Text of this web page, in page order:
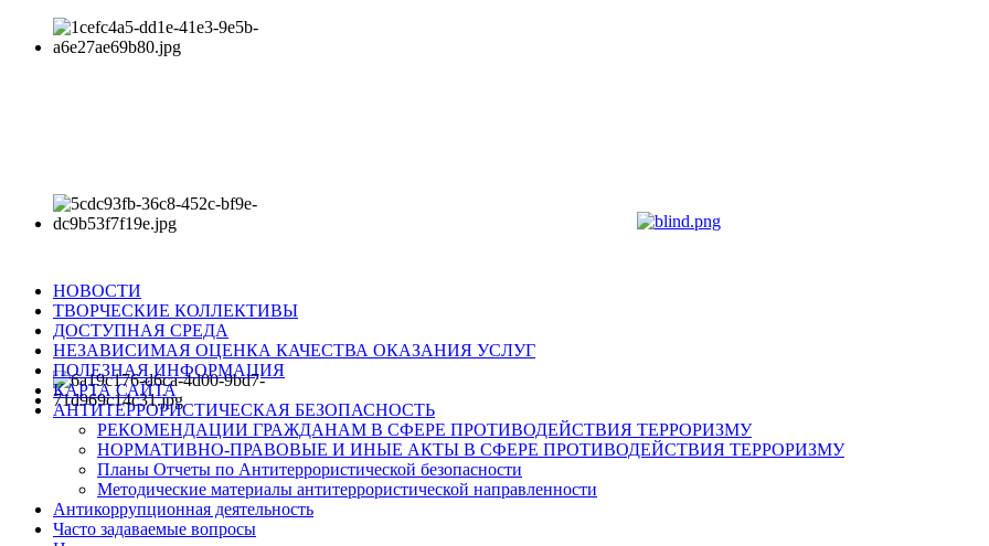
НОВОСТИ
ТВОРЧЕСКИЕ КОЛЛЕКТИВЫ
ДОСТУПНАЯ СРЕДА
НЕЗАВИСИМАЯ ОЦЕНКА КАЧЕСТВА ОКАЗАНИЯ УСЛУГ
ПОЛЕЗНАЯ ИНФОРМАЦИЯ
КАРТА САЙТА
АНТИТЕРРОРИСТИЧЕСКАЯ БЕЗОПАСНОСТЬ
РЕКОМЕНДАЦИИ ГРАЖДАНАМ В СФЕРЕ ПРОТИВОДЕЙСТВИЯ ТЕРРОРИЗМУ
НОРМАТИВНО-ПРАВОВЫЕ И ИНЫЕ АКТЫ В СФЕРЕ ПРОТИВОДЕЙСТВИЯ ТЕРРОРИЗМУ
Планы Отчеты по Антитеррористической безопасности
Методические материалы антитеррористической направленности
Антикоррупционная деятельность
Часто задаваемые вопросы